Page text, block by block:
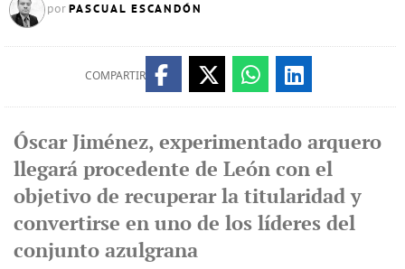
por PASCUAL ESCANDÓN
COMPARTIR
Óscar Jiménez, experimentado arquero
llegará procedente de León con el
objetivo de recuperar la titularidad y
convertirse en uno de los líderes del
conjunto azulgrana